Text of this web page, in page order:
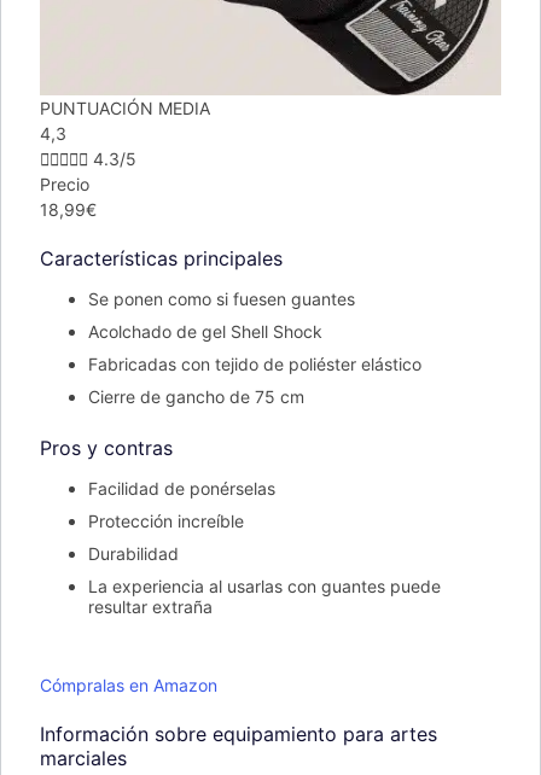
PUNTUACIÓN MEDIA
4,3
 4.3/5
Precio
18,99€
Características principales
Se ponen como si fuesen guantes
Acolchado de gel Shell Shock
Fabricadas con tejido de poliéster elástico
Cierre de gancho de 75 cm
Pros y contras
Facilidad de ponérselas
Protección increíble
Durabilidad
La experiencia al usarlas con guantes puede
resultar extraña
Cómpralas en Amazon
Información sobre equipamiento para artes
marciales